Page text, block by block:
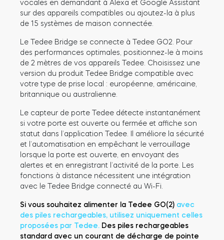
vocales en demandant à Alexa et Google Assistant
sur des appareils compatibles ou ajoutez-la à plus
de 15 systèmes de maison connectée.
Le Tedee Bridge se connecte à Tedee GO2. Pour
des performances optimales, positionnez-le à moins
de 2 mètres de vos appareils Tedee. Choisissez une
version du produit Tedee Bridge compatible avec
votre type de prise local : européenne, américaine,
britannique ou australienne.
Le capteur de porte Tedee détecte instantanément
si votre porte est ouverte ou fermée et affiche son
statut dans l’application Tedee. Il améliore la sécurité
et l’automatisation en empêchant le verrouillage
lorsque la porte est ouverte, en envoyant des
alertes et en enregistrant l’activité de la porte. Les
fonctions à distance nécessitent une intégration
avec le Tedee Bridge connecté au Wi-Fi.
Si vous souhaitez alimenter la Tedee GO(2) avec
des piles rechargeables, utilisez uniquement celles
proposées par Tedee.
Des piles rechargeables
standard avec un courant de décharge de pointe